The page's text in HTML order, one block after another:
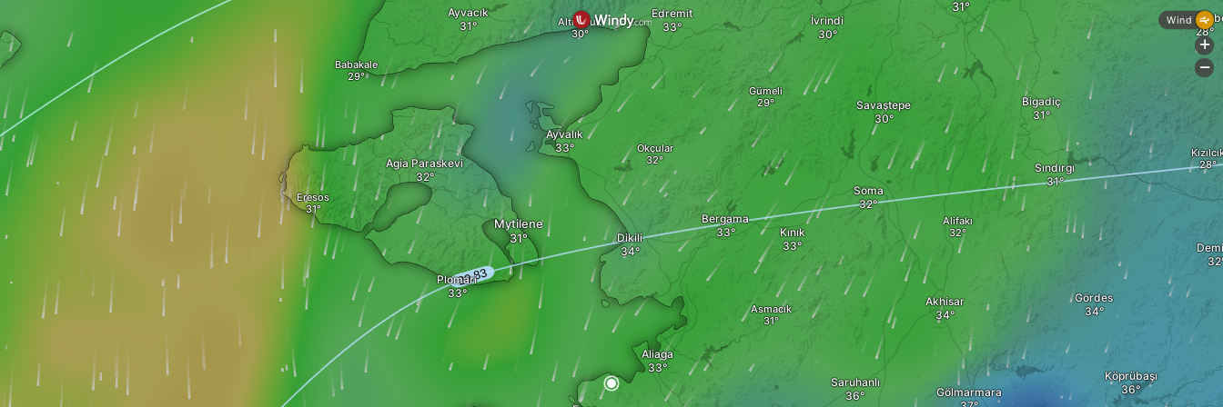
Aliaga
Plomari
Mytilene
Agia Paraskevi
Ayvalık
Asmacık
Okçular
Kınık
Dikili
Bergama
Saruhanlı
Gölmarmara
Eresos
Akhisar
Soma
Alifakı
Ayvacık
Babakale
Altınoluk
Gümeli
Edremit
İvrindi
Savaştepe
Köprübaşı
Gördes
Sındırgı
Bigadiç
Wind
+
-